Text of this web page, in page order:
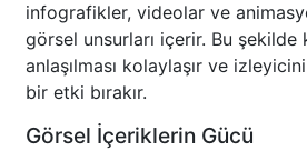
infografikler, videolar ve
görsel unsurları içerir. Bu şekilde
anlaşılması kolaylaşır ve
bir etki bırakır.
Görsel İçeriklerin Gücü